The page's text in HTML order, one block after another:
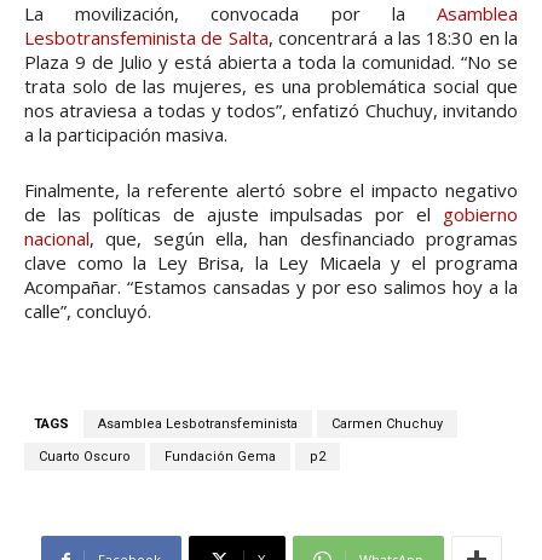
La movilización, convocada por la Asamblea
Lesbotransfeminista de Salta, concentrará a las 18:30 en la
Plaza 9 de Julio y está abierta a toda la comunidad. “No se
trata solo de las mujeres, es una problemática social que
nos atraviesa a todas y todos”, enfatizó Chuchuy, invitando
a la participación masiva.
Finalmente, la referente alertó sobre el impacto negativo
de las políticas de ajuste impulsadas por el gobierno
nacional, que, según ella, han desfinanciado programas
clave como la Ley Brisa, la Ley Micaela y el programa
Acompañar. “Estamos cansadas y por eso salimos hoy a la
calle”, concluyó.
TAGS Asamblea Lesbotransfeminista Carmen Chuchuy
Cuarto Oscuro Fundación Gema p2